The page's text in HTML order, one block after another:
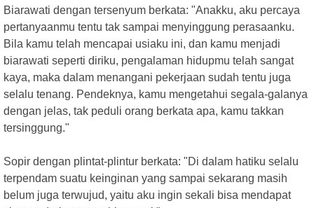
Biarawati dengan tersenyum berkata: "Anakku, aku percaya
pertanyaanmu tentu tak sampai menyinggung perasaanku.
Bila kamu telah mencapai usiaku ini, dan kamu menjadi
biarawati seperti diriku, pengalaman hidupmu telah sangat
kaya, maka dalam menangani pekerjaan sudah tentu juga
selalu tenang. Pendeknya, kamu mengetahui segala-galanya
dengan jelas, tak peduli orang berkata apa, kamu takkan
tersinggung."
Sopir dengan plintat-plintur berkata: "Di dalam hatiku selalu
terpendam suatu keinginan yang sampai sekarang masih
belum juga terwujud, yaitu aku ingin sekali bisa mendapat